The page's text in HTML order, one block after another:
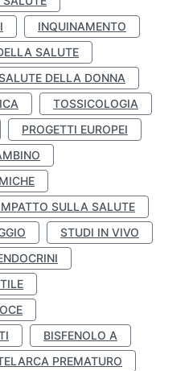
INQUINAMENTO
SALUTE
DELLA DONNA
TOSSICOLOGIA
PROGETTI EUROPEI
SULLA SALUTE
STUDI IN VIVO
BISFENOLO A
PREMATURO